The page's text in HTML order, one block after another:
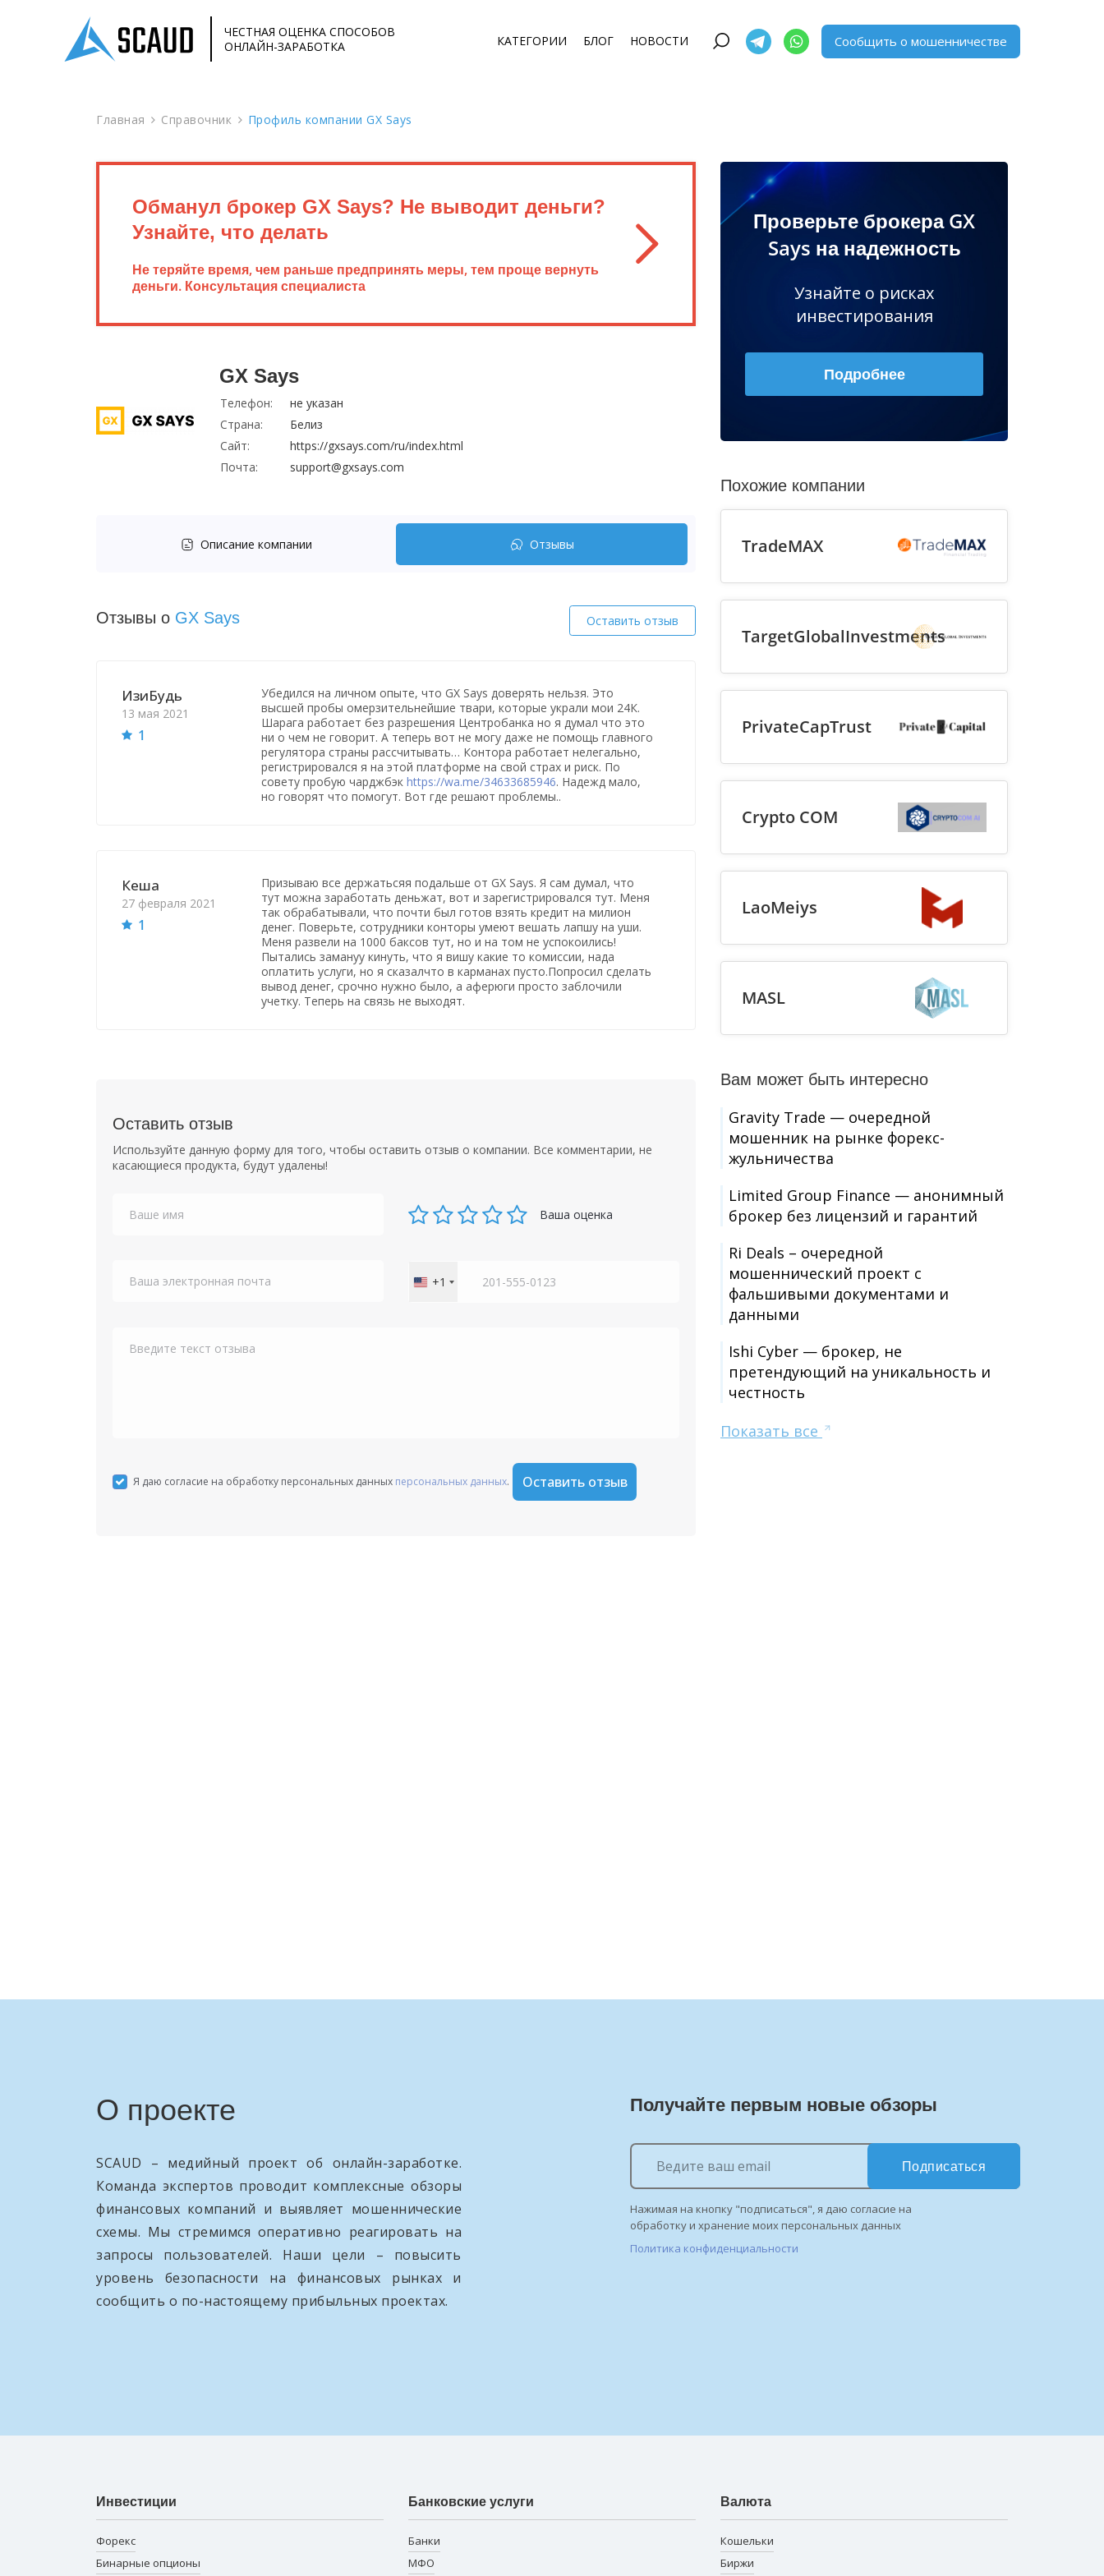
ЧЕСТНАЯ ОЦЕНКА СПОСОБОВ
ОНЛАЙН-ЗАРАБОТКА
КАТЕГОРИИ БЛОГ НОВОСТИ Сообщить о мошенничестве
Главная Справочник Профиль компании GX Says
Обманул брокер GX Says? Не выводит деньги?
Узнайте, что делать
Не теряйте время, чем раньше предпринять меры, тем проще вернуть
деньги. Консультация специалиста
GX Says
Телефон:
не указан
Страна:
Белиз
Сайт:
https://gxsays.com/ru/index.html
Почта:
support@gxsays.com
Описание компании Отзывы
Отзывы о GX Says Оставить отзыв
ИзиБудь
13 мая 2021
1
Убедился на личном опыте, что GX Says доверять нельзя. Это
высшей пробы омерзительнейшие твари, которые украли мои 24К.
Шарага работает без разрешения Центробанка но я думал что это
ни о чем не говорит. А теперь вот не могу даже не помощь главного
регулятора страны рассчитывать… Контора работает нелегально,
регистрировался я на этой платформе на свой страх и риск. По
совету пробую чарджбэк https://wa.me/34633685946. Надежд мало,
но говорят что помогут. Вот где решают проблемы..
Кеша
27 февраля 2021
1
Призываю все держатьсяя подальше от GX Says. Я сам думал, что
тут можна заработать деньжат, вот и зарегистрировался тут. Меня
так обрабатывали, что почти был готов взять кредит на милион
денег. Поверьте, сотрудники конторы умеют вешать лапшу на уши.
Меня развели на 1000 баксов тут, но и на том не успокоились!
Пытались замануу кинуть, что я вишу какие то комиссии, нада
оплатить услуги, но я сказалчто в карманах пусто.Попросил сделать
вывод денег, срочно нужно было, а аферюги просто заблочили
учетку. Теперь на связь не выходят.
Оставить отзыв
Используйте данную форму для того, чтобы оставить отзыв о компании. Все комментарии, не
касающиеся продукта, будут удалены!
Ваша оценка
United
+1
Я даю согласие на обработку персональных данных персональных данных. Оставить отзыв
Проверьте брокера GX
Says на надежность
Узнайте о рисках
инвестирования
Подробнее
Похожие компании
TradeMAX
TargetGlobalInvestments
PrivateCapTrust
Crypto COM
LaoMeiys
MASL
Вам может быть интересно
Gravity Trade — очередной
мошенник на рынке форекс-
жульничества
Limited Group Finance — анонимный
брокер без лицензий и гарантий
Ri Deals – очередной
мошеннический проект с
фальшивыми документами и
данными
Ishi Cyber — брокер, не
претендующий на уникальность и
честность
Показать все
О проекте
SCAUD – медийный проект об онлайн-заработке.
Команда экспертов проводит комплексные обзоры
финансовых компаний и выявляет мошеннические
схемы. Мы стремимся оперативно реагировать на
запросы пользователей. Наши цели – повысить
уровень безопасности на финансовых рынках и
сообщить о по-настоящему прибыльных проектах.
Получайте первым новые обзоры
Подписаться
Нажимая на кнопку "подписаться", я даю согласие на
обработку и хранение моих персональных данных
Политика конфиденциальности
Инвестиции
Форекс
Бинарные опционы
Банковские услуги
Банки
МФО
Валюта
Кошельки
Биржи